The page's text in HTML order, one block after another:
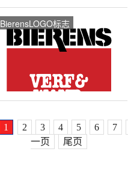
BierensLOGO标志
1 2 3 4 5 6
7
一页
尾页